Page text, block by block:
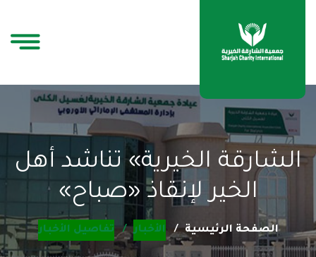
الشارقة الخيرية» تناشد أهل
الخير لإنقاذ «صباح»
الصفحة الرئيسية الأخبار تفاصيل الأخبار